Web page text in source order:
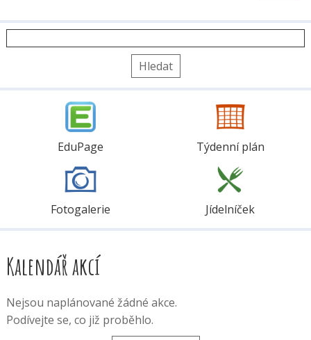
EduPage Týdenní plán
Fotogalerie Jídelníček
Kalendář akcí
Nejsou naplánované žádné akce.
Podívejte se, co již proběhlo.